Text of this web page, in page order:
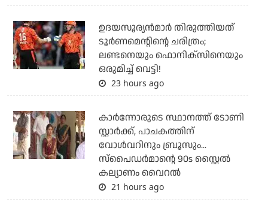
ഉദയസൂര്യന്‍മാര്‍ തിരുത്തിയത്
ടൂര്‍ണമെന്റിന്റെ ചരിത്രം;
ലണ്ടനെയും ഫൊനിക്‌സിനെയും
ഒരുമിച്ച് വെട്ടി!
23 hours ago
കാര്‍ന്നോരുടെ സ്ഥാനത്ത് ടോണി
സ്റ്റാര്‍ക്ക്, പാചകത്തിന്
വോള്‍വറിനും ബ്രൂസും...
സ്‌പൈഡര്‍മാന്റെ 90s സ്റ്റൈല്‍
കല്യാണം വൈറല്‍
21 hours ago